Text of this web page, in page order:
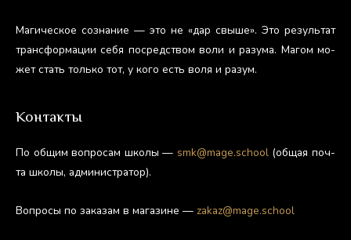
Ма­гичес­кое соз­на­ние — это не «дар свы­ше». Это ре­зуль­тат
тран­сфор­ма­ции се­бя пос­редс­твом во­ли и ра­зума. Ма­гом мо­
жет стать толь­ко тот, у ко­го есть во­ля и ра­зум.
Контакты
По об­щим воп­ро­сам шко­лы — smk@mage.school(об­щая поч­
та шко­лы, ад­ми­нис­тра­тор).
Воп­ро­сы по за­казам в ма­гази­не — zakaz@mage.school